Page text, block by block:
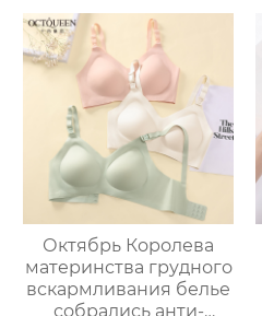
триместре
беременности, для
защиты талии в
дородовой период,
при болях в лобке во
время беременности,
ультратонкий и
дышащий
Октябрь Королева
материнства грудного
вскармливания белье
собрались анти-